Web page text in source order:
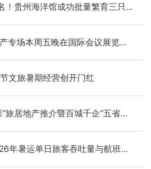
！贵州海洋馆成功批量繁育三只
专场本周五晚在国际会议展览中
文旅暑期经营创开门红
旅居地产推介暨百城千企“五省
年暑运单日旅客吞吐量与航班起